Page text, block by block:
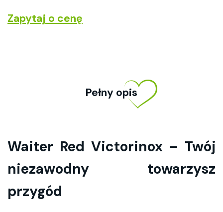
Zapytaj o cenę
Pełny opis
Waiter Red Victorinox – Twój
niezawodny towarzysz
przygód